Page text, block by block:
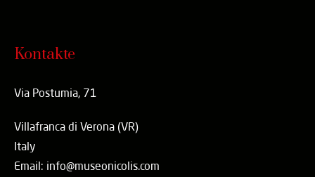
Kontakte
Via Postumia, 71
Villafranca di Verona (VR)
Italy
Email: info@museonicolis.com